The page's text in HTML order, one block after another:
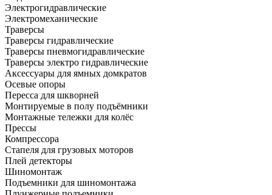
Электрогидравлические
Электромеханические
Траверсы
Траверсы гидравлические
Траверсы пневмогидравлические
Траверсы электро гидравлические
Аксессуары для ямных домкратов
Осевые опоры
Пересса для шкворней
Монтируемые в полу подъёмники
Монтажные тележки для колёс
Прессы
Компрессора
Стапеля для грузовых моторов
Плей детекторы
Шиномонтаж
Подъемники для шиномонтажа